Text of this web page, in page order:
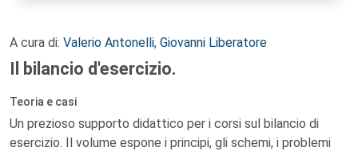
A cura di: Valerio Antonelli, Giovanni Liberatore
Il bilancio d'esercizio.
Teoria e casi
Un prezioso supporto didattico per i corsi sul bilancio di
esercizio. Il volume espone i principi, gli schemi, i problemi